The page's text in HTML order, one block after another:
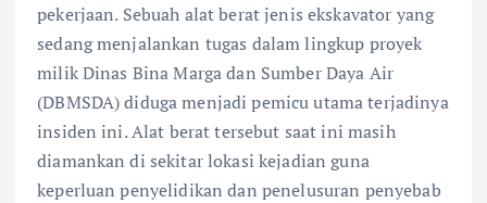
pekerjaan. Sebuah alat berat jenis ekskavator yang
sedang menjalankan tugas dalam lingkup proyek
milik Dinas Bina Marga dan Sumber Daya Air
(DBMSDA) diduga menjadi pemicu utama terjadinya
insiden ini. Alat berat tersebut saat ini masih
diamankan di sekitar lokasi kejadian guna
keperluan penyelidikan dan penelusuran penyebab